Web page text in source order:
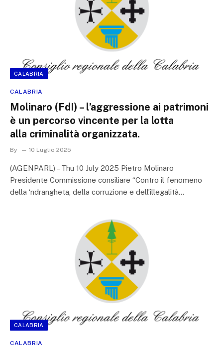
CALABRIA
CALABRIA
Molinaro (FdI) – l’aggressione ai patrimoni
è un percorso vincente per la lotta
alla criminalità organizzata.
By 10 Luglio 2025
(AGENPARL) – Thu 10 July 2025 Pietro Molinaro
Presidente Commissione consiliare “Contro il fenomeno
della ‘ndrangheta, della corruzione e dell’illegalità…
CALABRIA
CALABRIA